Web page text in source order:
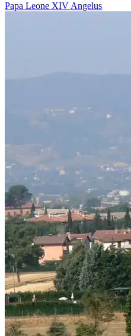
Papa Leone XIV Angelus